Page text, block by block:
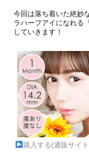
今回は落ち着いた絶妙
ラハーフアイになれる
していきます！
購入する(通販サイ